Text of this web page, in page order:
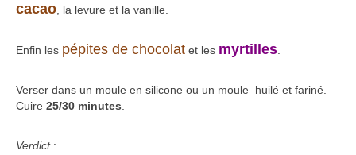
cacao , la levure et la vanille.
Enfin les pépites de chocolat et les myrtilles
Verser dans un moule en silicone ou un moule huilé et fariné.
Cuire 25/30 minutes
Verdict: